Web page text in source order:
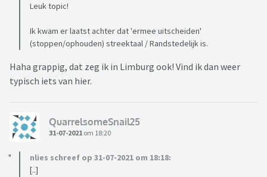
Leuk topic!
Ik kwam er laatst achter dat 'ermee uitscheiden'
(stoppen/ophouden) streektaal / Randstedelijk is.
Haha grappig, dat zeg ik in Limburg ook! Vind ik dan weer
typisch iets van hier.
QuarrelsomeSnail25
31-07-2021 om 18:20
nlies schreef op 31-07-2021 om 18:18:
[..]